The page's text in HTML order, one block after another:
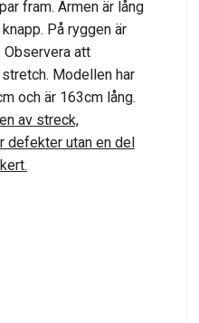
fram. Ärmen är lång
På ryggen är
att
Modellen har
och är 163cm lång.
av streck,
defekter utan en del